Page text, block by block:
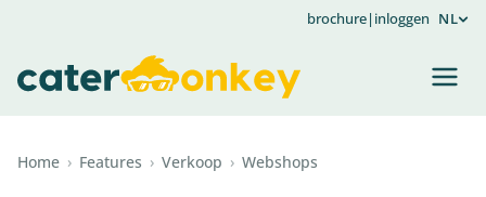
brochure| inloggen NL
Home › Features › Verkoop › Webshops